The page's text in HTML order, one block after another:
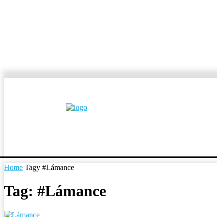
Home Tagy #Lámance
Tag: #Lámance